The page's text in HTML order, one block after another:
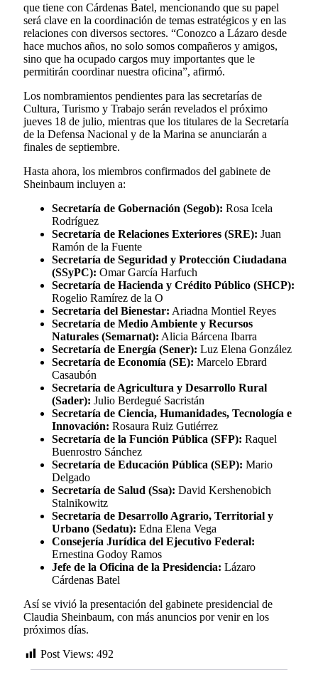
que tiene con Cárdenas Batel, mencionando que su papel
será clave en la coordinación de temas estratégicos y en las
relaciones con diversos sectores. “Conozco a Lázaro desde
hace muchos años, no solo somos compañeros y amigos,
sino que ha ocupado cargos muy importantes que le
permitirán coordinar nuestra oficina”, afirmó.
Los nombramientos pendientes para las secretarías de
Cultura, Turismo y Trabajo serán revelados el próximo
jueves 18 de julio, mientras que los titulares de la Secretaría
de la Defensa Nacional y de la Marina se anunciarán a
finales de septiembre.
Hasta ahora, los miembros confirmados del gabinete de
Sheinbaum incluyen a:
Secretaría de Gobernación (Segob): Rosa Icela
Rodríguez
Secretaría de Relaciones Exteriores (SRE): Juan
Ramón de la Fuente
Secretaría de Seguridad y Protección Ciudadana
(SSyPC): Omar García Harfuch
Secretaría de Hacienda y Crédito Público (SHCP):
Rogelio Ramírez de la O
Secretaría del Bienestar: Ariadna Montiel Reyes
Secretaría de Medio Ambiente y Recursos
Naturales (Semarnat): Alicia Bárcena Ibarra
Secretaría de Energía (Sener): Luz Elena González
Secretaría de Economía (SE): Marcelo Ebrard
Casaubón
Secretaría de Agricultura y Desarrollo Rural
(Sader): Julio Berdegué Sacristán
Secretaría de Ciencia, Humanidades, Tecnología e
Innovación: Rosaura Ruiz Gutiérrez
Secretaría de la Función Pública (SFP): Raquel
Buenrostro Sánchez
Secretaría de Educación Pública (SEP): Mario
Delgado
Secretaría de Salud (Ssa): David Kershenobich
Stalnikowitz
Secretaría de Desarrollo Agrario, Territorial y
Urbano (Sedatu): Edna Elena Vega
Consejería Jurídica del Ejecutivo Federal:
Ernestina Godoy Ramos
Jefe de la Oficina de la Presidencia: Lázaro
Cárdenas Batel
Así se vivió la presentación del gabinete presidencial de
Claudia Sheinbaum, con más anuncios por venir en los
próximos días.
Post Views: 492